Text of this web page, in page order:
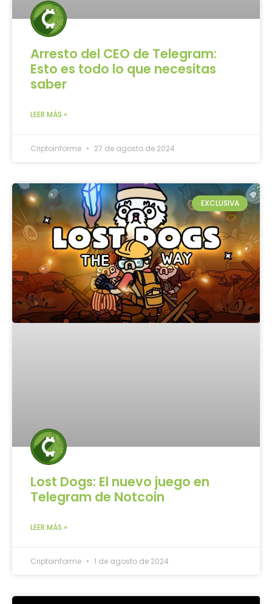
Arresto del CEO de Telegram:
Esto es todo lo que necesitas
saber
LEER MÁS »
Criptoinforme 27 de agosto de 2024
EXCLUSIVA
Lost Dogs: El nuevo juego en
Telegram de Notcoin
LEER MÁS »
Criptoinforme 1 de agosto de 2024